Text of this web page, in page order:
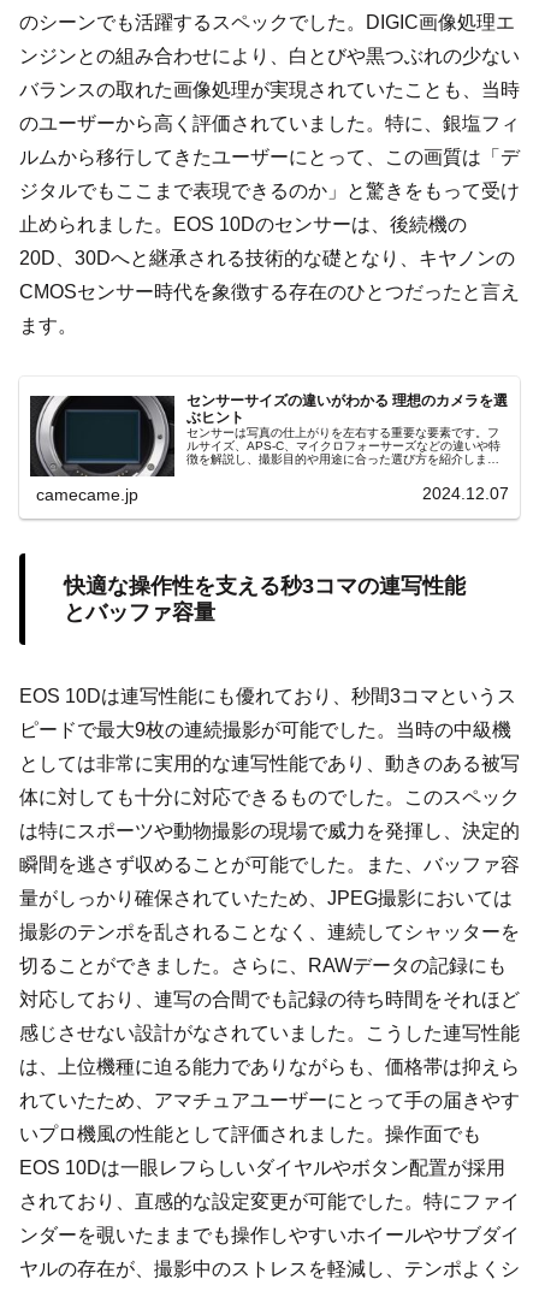
のシーンでも活躍するスペックでした。DIGIC画像処理エ
ンジンとの組み合わせにより、白とびや黒つぶれの少ない
バランスの取れた画像処理が実現されていたことも、当時
のユーザーから高く評価されていました。特に、銀塩フィ
ルムから移行してきたユーザーにとって、この画質は「デ
ジタルでもここまで表現できるのか」と驚きをもって受け
止められました。EOS 10Dのセンサーは、後続機の
20D、30Dへと継承される技術的な礎となり、キヤノンの
CMOSセンサー時代を象徴する存在のひとつだったと言え
ます。
センサーサイズの違いがわかる 理想のカメラを選
ぶヒント
センサーは写真の仕上がりを左右する重要な要素です。フ
ルサイズ、APS-C、マイクロフォーサーズなどの違いや特
徴を解説し、撮影目的や用途に合った選び方を紹介しま
camecame.jp 2024.12.07
快適な操作性を支える秒3コマの連写性能
とバッファ容量
EOS 10Dは連写性能にも優れており、秒間3コマというス
ピードで最大9枚の連続撮影が可能でした。当時の中級機
としては非常に実用的な連写性能であり、動きのある被写
体に対しても十分に対応できるものでした。このスペック
は特にスポーツや動物撮影の現場で威力を発揮し、決定的
瞬間を逃さず収めることが可能でした。また、バッファ容
量がしっかり確保されていたため、JPEG撮影においては
撮影のテンポを乱されることなく、連続してシャッターを
切ることができました。さらに、RAWデータの記録にも
対応しており、連写の合間でも記録の待ち時間をそれほど
感じさせない設計がなされていました。こうした連写性能
は、上位機種に迫る能力でありながらも、価格帯は抑えら
れていたため、アマチュアユーザーにとって手の届きやす
いプロ機風の性能として評価されました。操作面でも
EOS 10Dは一眼レフらしいダイヤルやボタン配置が採用
されており、直感的な設定変更が可能でした。特にファイ
ンダーを覗いたままでも操作しやすいホイールやサブダイ
ヤルの存在が、撮影中のストレスを軽減し、テンポよくシ